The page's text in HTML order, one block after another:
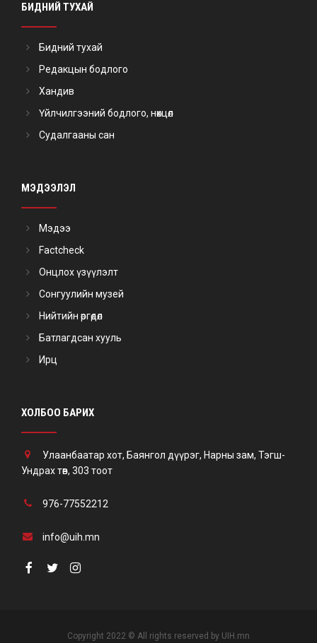
БИДНИЙ ТУХАЙ
Бидний тухай
Редакцын бодлого
Хандив
Үйлчилгээний бодлого, нөхцөл
Судалгааны сан
МЭДЭЭЛЭЛ
Мэдээ
Factcheck
Онцлох үзүүлэлт
Сонгуулийн музей
Нийтийн өргөдөл
Батлагдсан хууль
Ирц
ХОЛБОО БАРИХ
Улаанбаатар хот, Баянгол дүүрэг, Нарны зам, Тэгш-
Ундрах төв, 303 тоот
976-77552212
info@uih.mn
Copyright 2022 © All rights reserved by UIH.mn